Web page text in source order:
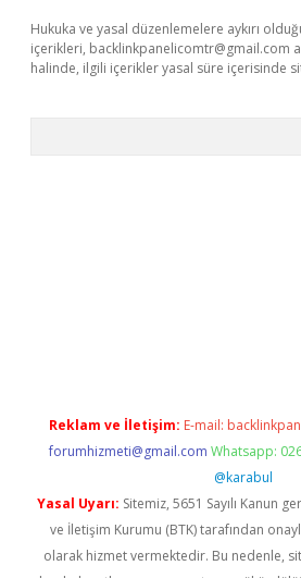
Hukuka ve yasal düzenlemelere aykırı
içerikleri, backlinkpanelicomtr@gmail.com
halinde, ilgili içerikler yasal süre içerisinde
Reklam ve İletişim: E-mail:
forumhizmeti@gmail.com Whatsapp:
@karabul
Yasal Uyarı: Sitemiz, 5651 Sayılı Kanun
ve İletişim Kurumu (BTK) tarafından
olarak hizmet vermektedir. Bu nedenle,